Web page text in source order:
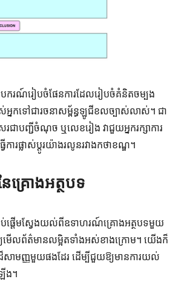
ករណ៍រៀបចំផែនការដែលរៀបចំគំនិតចម្បង
នកទៅជារចនាសម្ព័ន្ធឡូជីខលច្បាស់លាស់។ ជា​
រ​ជា​បញ្ជី​ចំណុច ឬ​លេខ​រៀង វា​ជួយ​អ្នក​រក្សា​ការ​
ការ​ផ្លាស់​ប្តូរ​យ៉ាង​រលូន​រវាង​កថាខណ្ឌ។
រោងអត្ថបទ
ប់ផ្តើម​ស្វែងយល់​ពី​ឧទាហរណ៍​គ្រោង​អត្ថបទ​មួយ
មើល​ព័ត៌មាន​លម្អិត​ទាំងអស់​ខាងក្រោម។ យើងក៏
សាមញ្ញមួយផងដែរ ដើម្បីជួយឱ្យមានការយល់
ង។